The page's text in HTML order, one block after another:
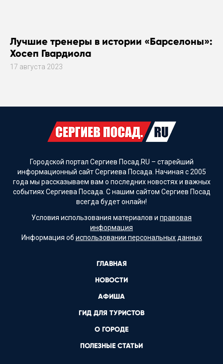
Лучшие тренеры в истории «Барселоны»:
Хосеп Гвардиола
17 августа 2023
Городской портал Сергиев Посад.RU – старейший
информационный сайт Сергиева Посада. Начиная с 2005
года мы рассказываем вам о последних новостях и важных
событиях Сергиева Посада. С нашим сайтом Сергиев Посад
всегда будет онлайн!
Условия использования материалов и правовая
информация
Информация об использовании персональных данных
ГЛАВНАЯ
НОВОСТИ
АФИША
ГИД ДЛЯ ТУРИСТОВ
О ГОРОДЕ
ПОЛЕЗНЫЕ СТАТЬИ